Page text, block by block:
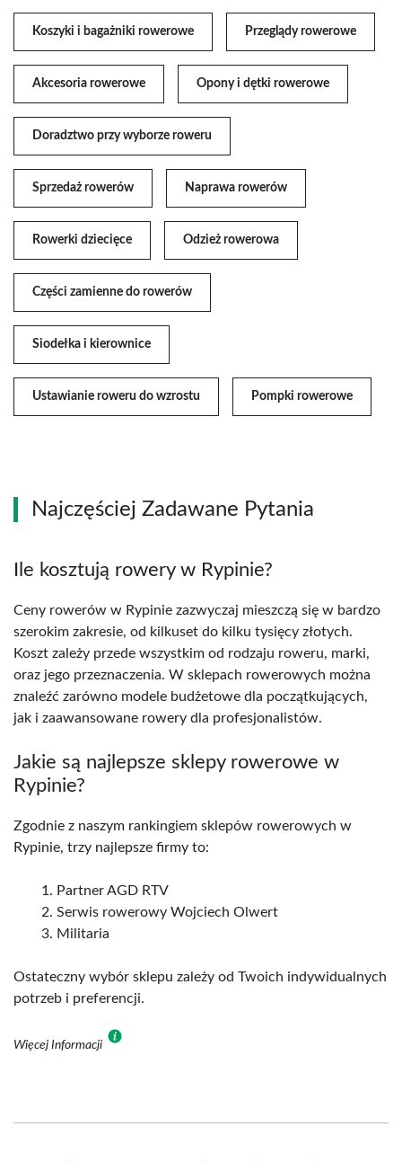
Koszyki i bagażniki rowerowe Przeglądy rowerowe
Akcesoria rowerowe Opony i dętki rowerowe
Doradztwo przy wyborze roweru
Sprzedaż rowerów Naprawa rowerów
Rowerki dziecięce Odzież rowerowa
Części zamienne do rowerów
Siodełka i kierownice
Ustawianie roweru do wzrostu Pompki rowerowe
Najczęściej Zadawane Pytania
Ile kosztują rowery w Rypinie?
Ceny rowerów w Rypinie zazwyczaj mieszczą się w bardzo
szerokim zakresie, od kilkuset do kilku tysięcy złotych.
Koszt zależy przede wszystkim od rodzaju roweru, marki,
oraz jego przeznaczenia. W sklepach rowerowych można
znaleźć zarówno modele budżetowe dla początkujących,
jak i zaawansowane rowery dla profesjonalistów.
Jakie są najlepsze sklepy rowerowe w
Rypinie?
Zgodnie z naszym rankingiem sklepów rowerowych w
Rypinie, trzy najlepsze firmy to:
Partner AGD RTV
Serwis rowerowy Wojciech Olwert
Militaria
Ostateczny wybór sklepu zależy od Twoich indywidualnych
potrzeb i preferencji.
Więcej Informacji